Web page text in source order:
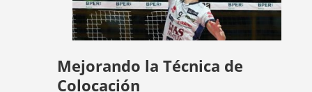
Mejorando la Técnica de
Colocación